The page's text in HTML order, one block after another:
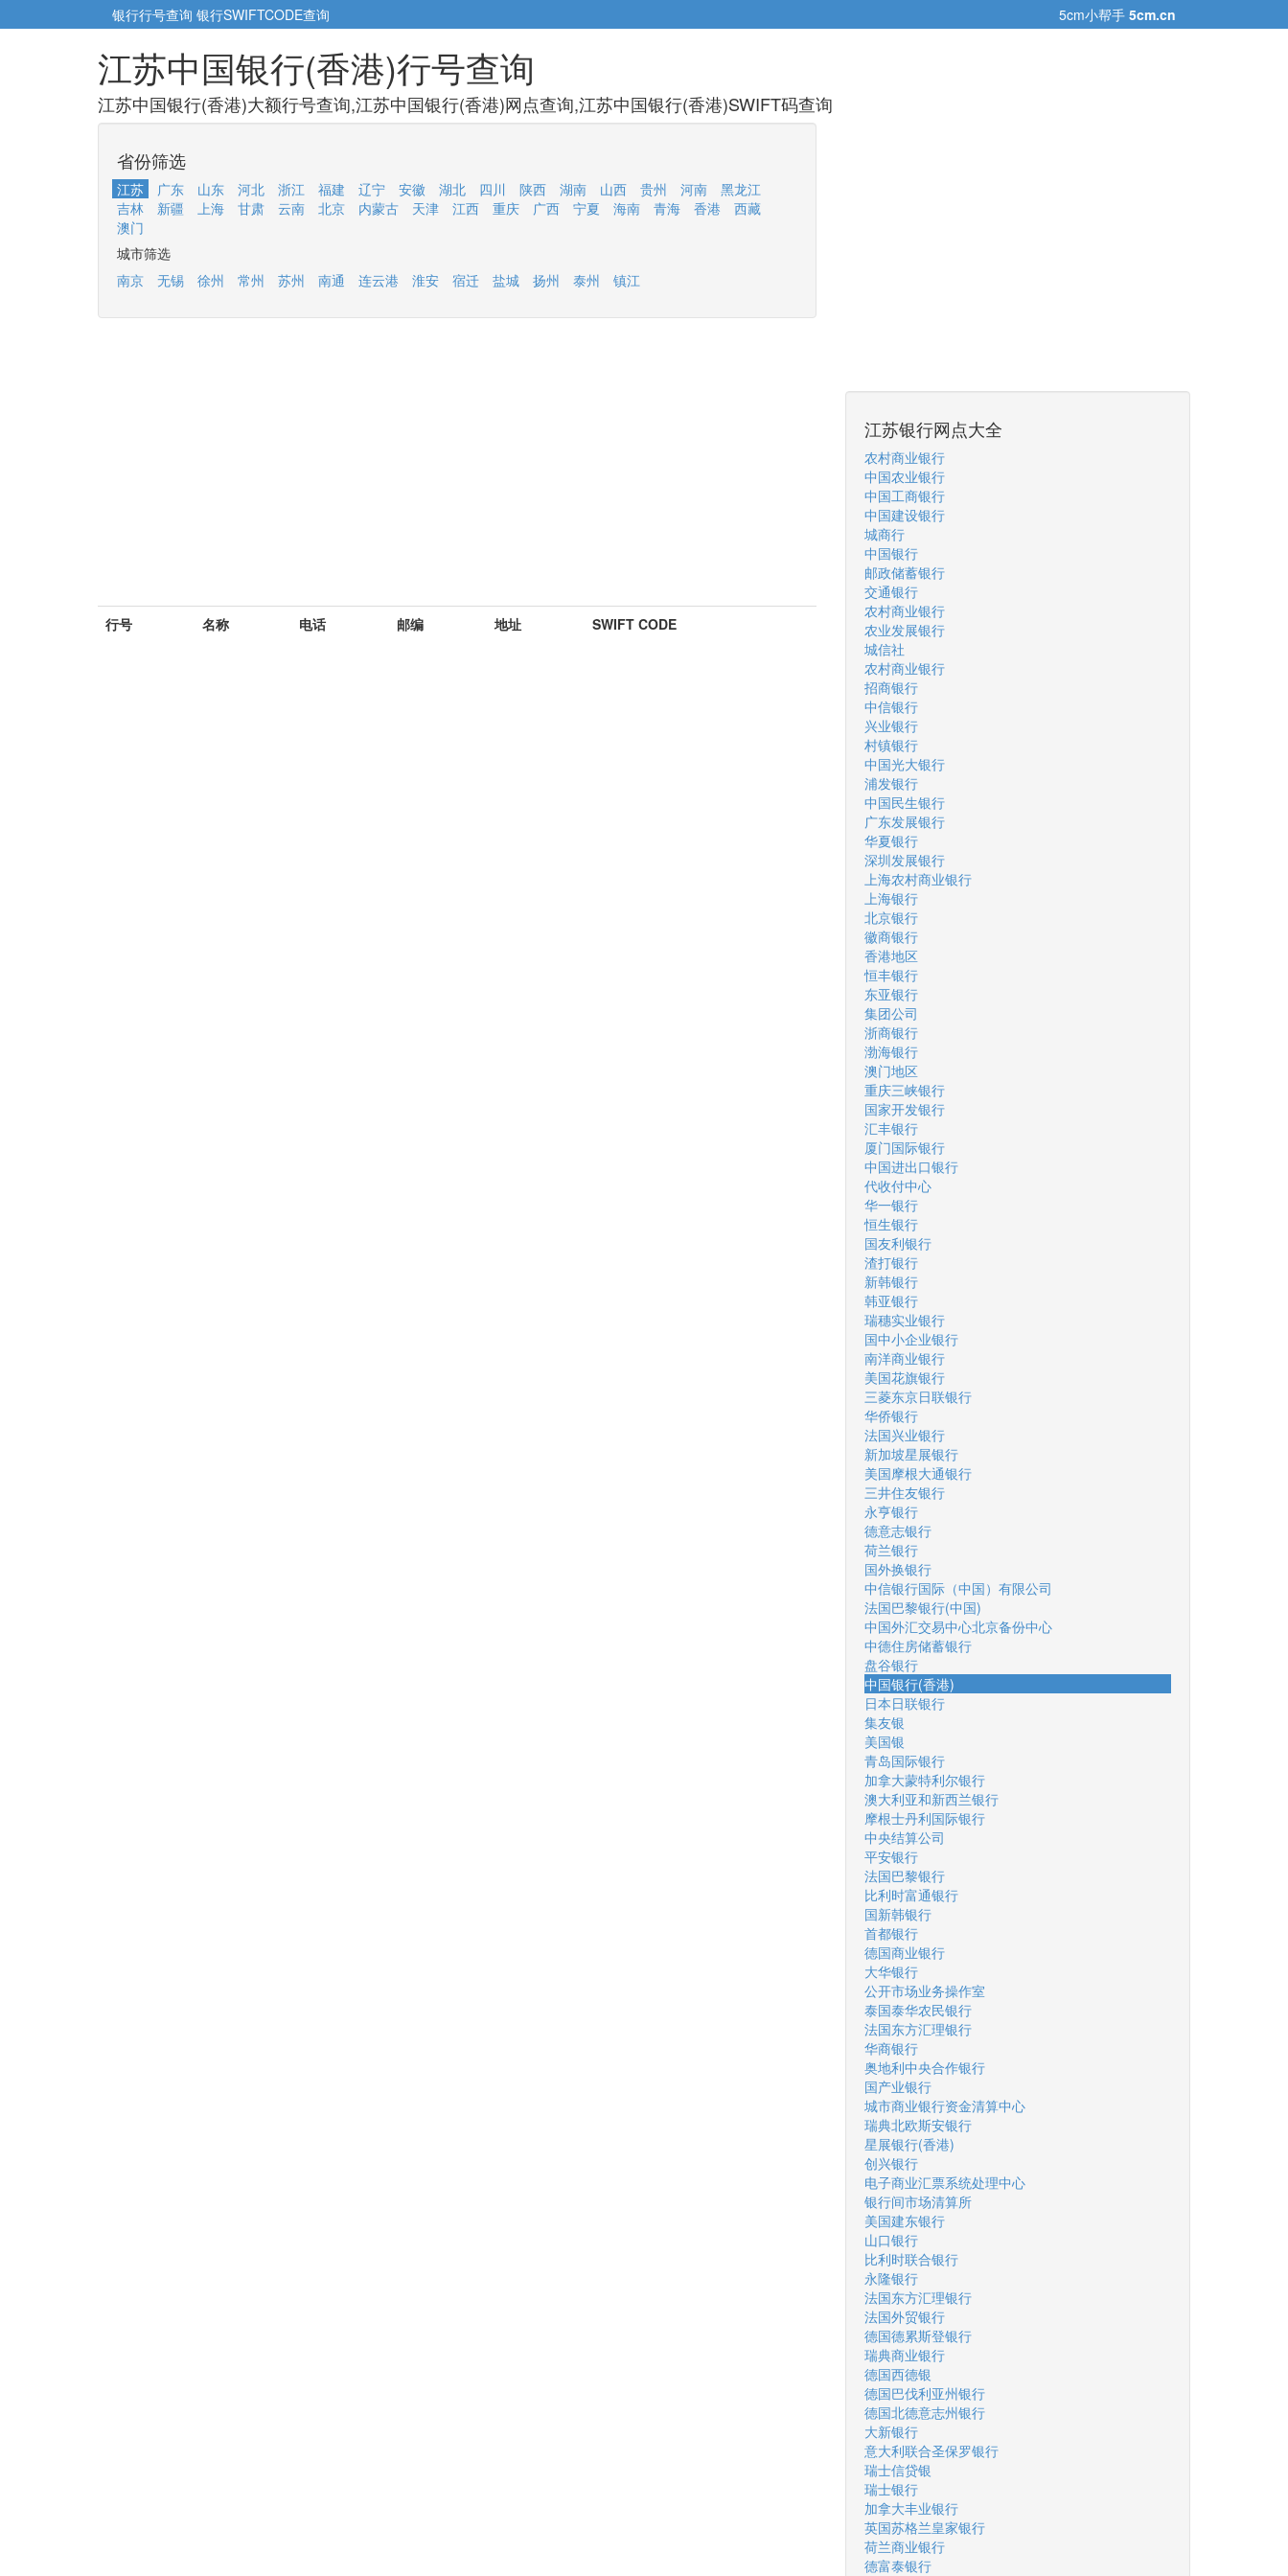
银行行号查询 银行SWIFTCODE查询 5cm小帮手 5cm.cn
江苏中国银行(香港)行号查询
江苏中国银行(香港)大额行号查询,江苏中国银行(香港)网点查询,江苏中国银行(香港)SWIFT码查询
省份筛选
江苏 广东 山东 河北 浙江 福建 辽宁 安徽 湖北 四川 陕西 湖南 山西 贵州 河南
黑龙江
吉林
新疆 上海 甘肃 云南 北京 内蒙古 天津 江西 重庆 广西 宁夏 海南 青海 香港
西藏
澳门
城市筛选
南京
无锡 徐州 常州 苏州 南通 连云港 淮安 宿迁 盐城 扬州 泰州 镇江
行号 名称 电话 邮编 地址 SWIFT CODE
江苏银行网点大全
农村商业银行
中国农业银行
中国工商银行
中国建设银行
城商行
中国银行
邮政储蓄银行
交通银行
农村商业银行
农业发展银行
城信社
农村商业银行
招商银行
中信银行
兴业银行
村镇银行
中国光大银行
浦发银行
中国民生银行
广东发展银行
华夏银行
深圳发展银行
上海农村商业银行
上海银行
北京银行
徽商银行
香港地区
恒丰银行
东亚银行
集团公司
浙商银行
渤海银行
澳门地区
重庆三峡银行
国家开发银行
汇丰银行
厦门国际银行
中国进出口银行
代收付中心
华一银行
恒生银行
国友利银行
渣打银行
新韩银行
韩亚银行
瑞穗实业银行
国中小企业银行
南洋商业银行
美国花旗银行
三菱东京日联银行
华侨银行
法国兴业银行
新加坡星展银行
美国摩根大通银行
三井住友银行
永亨银行
德意志银行
荷兰银行
国外换银行
中信银行国际（中国）有限公司
法国巴黎银行(中国)
中国外汇交易中心北京备份中心
中德住房储蓄银行
盘谷银行
中国银行(香港)
日本日联银行
集友银
美国银
青岛国际银行
加拿大蒙特利尔银行
澳大利亚和新西兰银行
摩根士丹利国际银行
中央结算公司
平安银行
法国巴黎银行
比利时富通银行
国新韩银行
首都银行
德国商业银行
大华银行
公开市场业务操作室
泰国泰华农民银行
法国东方汇理银行
华商银行
奥地利中央合作银行
国产业银行
城市商业银行资金清算中心
瑞典北欧斯安银行
星展银行(香港)
创兴银行
电子商业汇票系统处理中心
银行间市场清算所
美国建东银行
山口银行
比利时联合银行
永隆银行
法国东方汇理银行
法国外贸银行
德国德累斯登银行
瑞典商业银行
德国西德银
德国巴伐利亚州银行
德国北德意志州银行
大新银行
意大利联合圣保罗银行
瑞士信贷银
瑞士银行
加拿大丰业银行
英国苏格兰皇家银行
荷兰商业银行
德富泰银行